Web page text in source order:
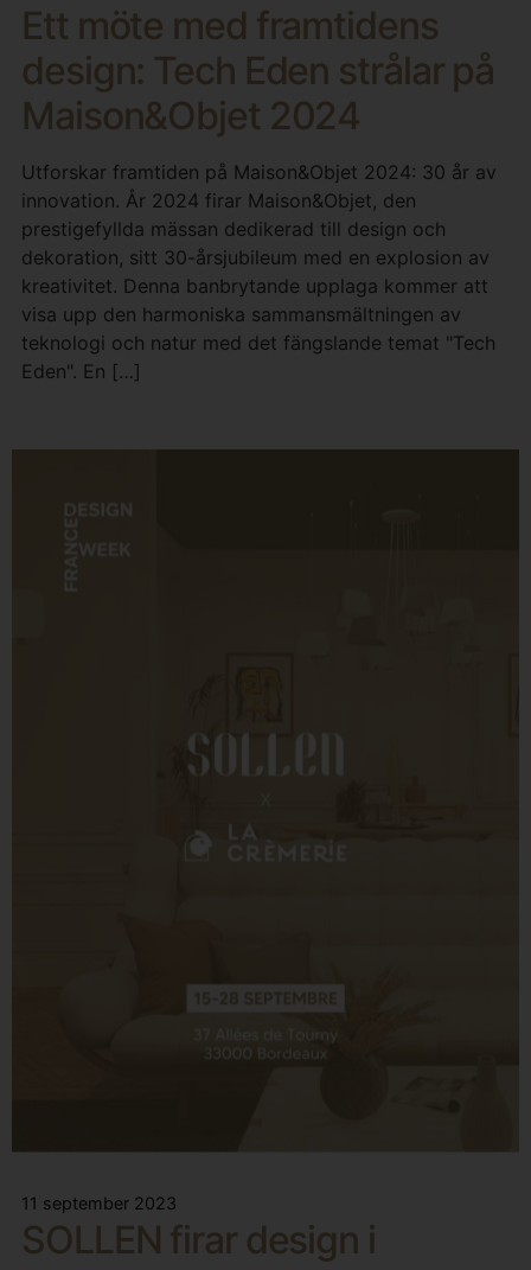
Ett möte med framtidens
design: Tech Eden strålar på
Maison&Objet 2024
Utforskar framtiden på Maison&Objet 2024: 30 år av
innovation. År 2024 firar Maison&Objet, den
prestigefyllda mässan dedikerad till design och
dekoration, sitt 30-årsjubileum med en explosion av
kreativitet. Denna banbrytande upplaga kommer att
visa upp den harmoniska sammansmältningen av
teknologi och natur med det fängslande temat "Tech
Eden". En […]
11 september 2023
SOLLEN firar design i